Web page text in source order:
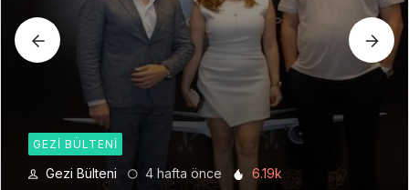
GEZI BÜLTENI